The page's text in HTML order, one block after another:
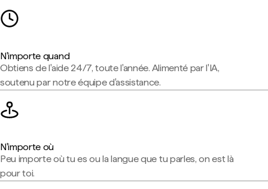
N'importe quand
Obtiens de l'aide 24/7, toute l'année. Alimenté par l'IA,
soutenu par notre équipe d'assistance.
N'importe où
Peu importe où tu es ou la langue que tu parles, on est là
pour toi.